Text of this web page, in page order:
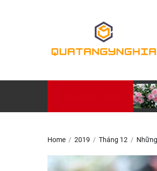
Home 2019 Tháng 12